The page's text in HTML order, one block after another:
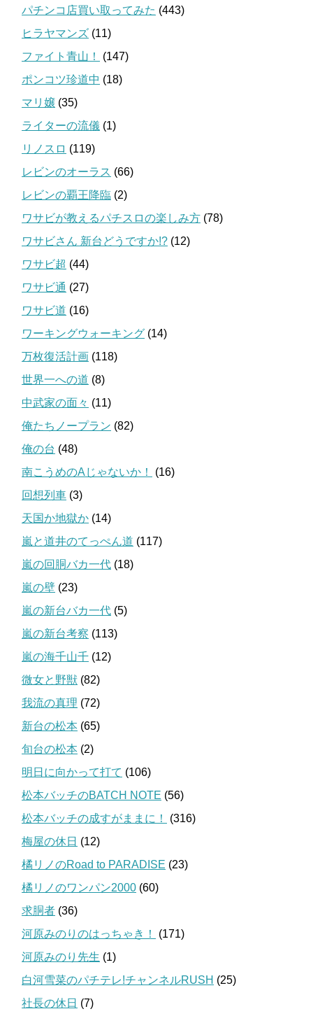
パチンコ店買い取ってみた (443)
ヒラヤマンズ (11)
ファイト青山！
(147)
ポンコツ珍道中 (18)
マリ嬢 (35)
ライターの流儀 (1)
リノスロ (119)
レビンのオーラス (66)
レビンの覇王降臨 (2)
ワサビが教えるパチスロの楽しみ方 (78)
ワサビさん 新台どうですか!? (12)
ワサビ超 (44)
ワサビ通 (27)
ワサビ道 (16)
ワーキングウォーキング (14)
万枚復活計画 (118)
世界一への道 (8)
中武家の面々 (11)
俺たちノープラン (82)
俺の台 (48)
南こうめのAじゃないか！
(16)
回想列車 (3)
天国か地獄か (14)
嵐と道井のてっぺん道 (117)
嵐の回胴バカ一代 (18)
嵐の壁 (23)
嵐の新台バカ一代 (5)
嵐の新台考察 (113)
嵐の海千山千 (12)
微女と野獣 (82)
我流の真理 (72)
新台の松本 (65)
旬台の松本 (2)
明日に向かって打て (106)
松本バッチのBATCH NOTE (56)
松本バッチの成すがままに！
(316)
梅屋の休日 (12)
橘リノのRoad to PARADISE (23)
橘リノのワンパン2000 (60)
求胴者 (36)
河原みのりのはっちゃき！
(171)
河原みのり先生 (1)
白河雪菜のパチテレ!チャンネルRUSH (25)
社長の休日 (7)